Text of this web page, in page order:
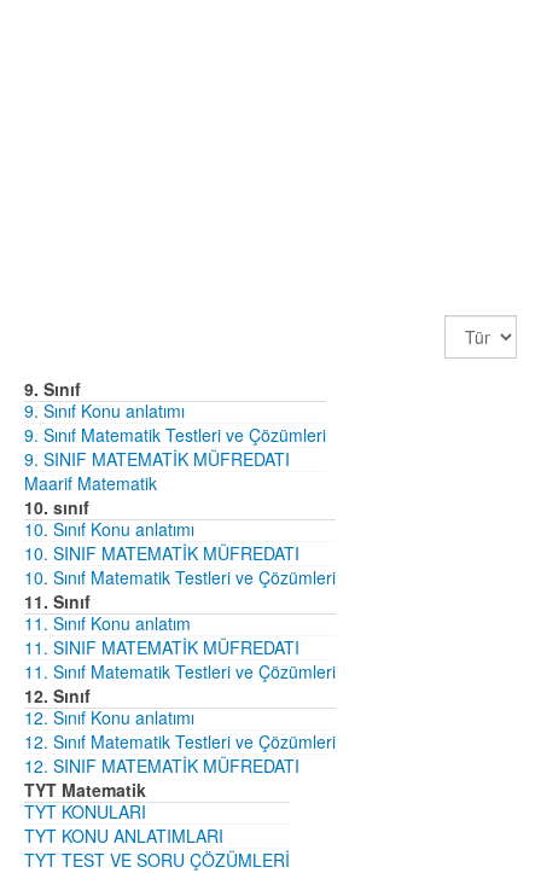
Sayısı
9. Sınıf
9. Sınıf Konu anlatımı
9. Sınıf Matematik Testleri ve Çözümleri
9. SINIF MATEMATİK MÜFREDATI
Maarif Matematik
10. sınıf
10. Sınıf Konu anlatımı
10. SINIF MATEMATİK MÜFREDATI
10. Sınıf Matematik Testleri ve Çözümleri
11. Sınıf
11. Sınıf Konu anlatım
11. SINIF MATEMATİK MÜFREDATI
11. Sınıf Matematik Testleri ve Çözümleri
12. Sınıf
12. Sınıf Konu anlatımı
12. Sınıf Matematik Testleri ve Çözümleri
12. SINIF MATEMATİK MÜFREDATI
TYT Matematik
TYT KONULARI
TYT KONU ANLATIMLARI
TYT TEST VE SORU ÇÖZÜMLERİ